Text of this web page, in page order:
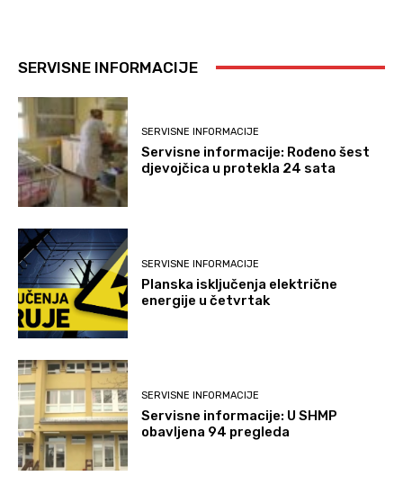
SERVISNE INFORMACIJE
SERVISNE INFORMACIJE
Servisne informacije: Rođeno šest
djevojčica u protekla 24 sata
SERVISNE INFORMACIJE
Planska isključenja električne
energije u četvrtak
SERVISNE INFORMACIJE
Servisne informacije: U SHMP
obavljena 94 pregleda